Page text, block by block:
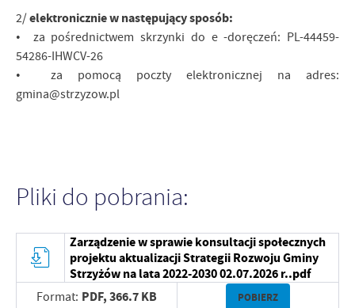
2/elektronicznie w następujący sposób:
• za pośrednictwem skrzynki do e -doręczeń: PL-44459-
54286-IHWCV-26
• za pomocą poczty elektronicznej na adres:
gmina@strzyzow.pl
Pliki do pobrania:
Zarządzenie w sprawie konsultacji społecznych
projektu aktualizacji Strategii Rozwoju Gminy
Strzyżów na lata 2022-2030 02.07.2026 r..pdf
Format: PDF,366.7 KB POBIERZ